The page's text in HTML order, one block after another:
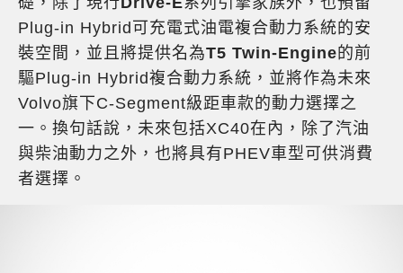
Plug-in Hybrid可充電式油電複合動力系統的安
裝空間，並且將提供名為T5 Twin-Engine的前
驅Plug-in Hybrid複合動力系統，並將作為未來
Volvo旗下C-Segment級距車款的動力選擇之
一。換句話說，未來包括XC40在內，除了汽油
與柴油動力之外，也將具有PHEV車型可供消費
者選擇。